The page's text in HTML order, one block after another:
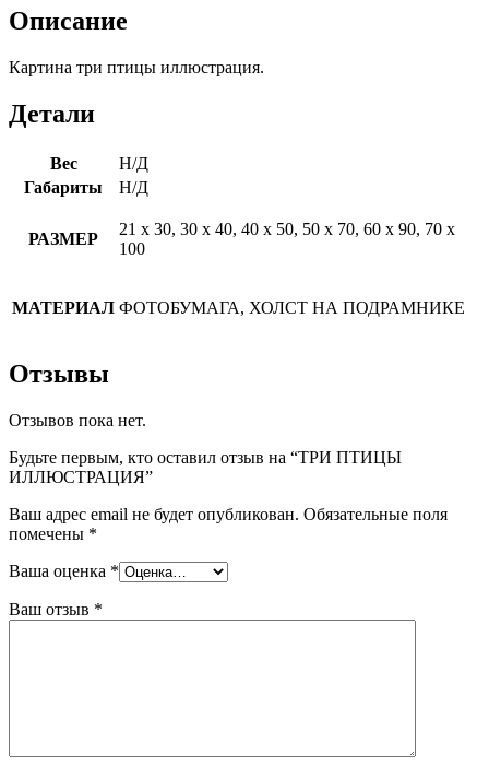
Описание
Картина три птицы иллюстрация.
Детали
Вес
Н/Д
Габариты
Н/Д
РАЗМЕР
21 х 30, 30 х 40, 40 х 50, 50 х 70, 60 х 90, 70 х
100
МАТЕРИАЛ ФОТОБУМАГА, ХОЛСТ НА ПОДРАМНИКЕ
Отзывы
Отзывов пока нет.
Будьте первым, кто оставил отзыв на “ТРИ ПТИЦЫ
ИЛЛЮСТРАЦИЯ”
Ваш адрес email не будет опубликован. Обязательные поля
помечены *
Ваша оценка *
Ваш отзыв *